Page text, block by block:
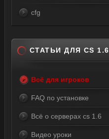
cfg
СТАТЬИ ДЛЯ CS 1.6
Всё для игроков
FAQ по установке
Всё о серверах cs 1.6
Видео уроки